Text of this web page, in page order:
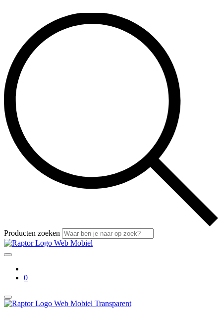
Producten zoeken
0